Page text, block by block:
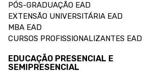
PÓS-GRADUAÇÃO EAD
EXTENSÃO UNIVERSITÁRIA EAD
MBA EAD
CURSOS PROFISSIONALIZANTES EAD
EDUCAÇÃO PRESENCIAL E
SEMIPRESENCIAL